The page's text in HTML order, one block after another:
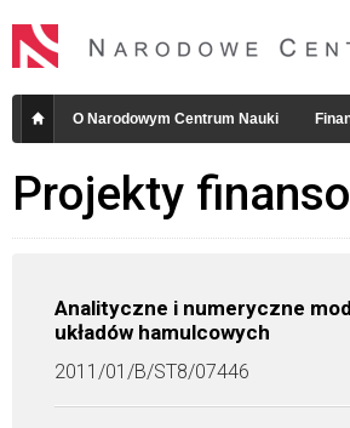
O Narodowym Centrum Nauki
Projekty
Analityczne i numeryczne
układów hamulcowych
2011/01/B/ST8/07446